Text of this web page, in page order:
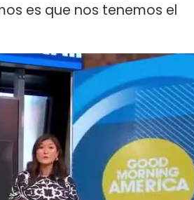
es que nos tenemos el